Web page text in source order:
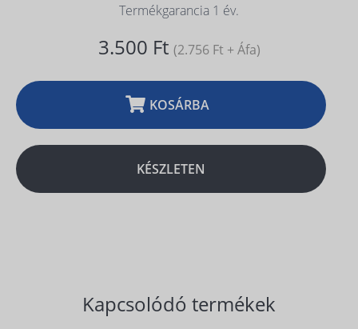
Termékgarancia 1 év.
3.500 Ft (2.756 Ft + Áfa)
KOSÁRBA
KÉSZLETEN
Kapcsolódó termékek